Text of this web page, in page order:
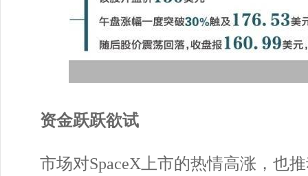
资金跃跃欲试
市场对SpaceX上市的热情高涨，也